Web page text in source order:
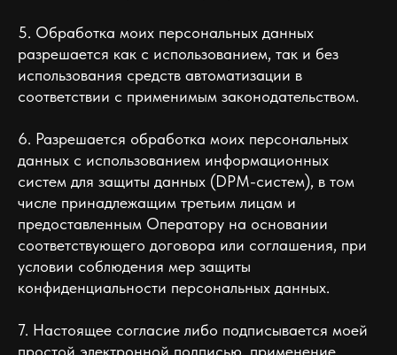
5. Обработка моих персональных данных
разрешается как с использованием, так и без
использования средств автоматизации в
соответствии с применимым законодательством.
6. Разрешается обработка моих персональных
данных с использованием информационных
систем для защиты данных (DPM-систем), в том
числе принадлежащим третьим лицам и
предоставленным Оператору на основании
соответствующего договора или соглашения, при
условии соблюдения мер защиты
конфиденциальности персональных данных.
7. Настоящее согласие либо подписывается моей
простой электронной подписью, применение